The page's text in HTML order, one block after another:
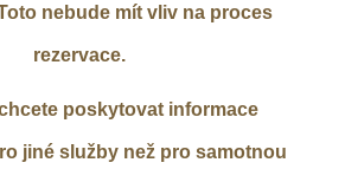
nebude mít vliv na proces
rezervace.
poskytovat informace
jiné služby než pro samotnou